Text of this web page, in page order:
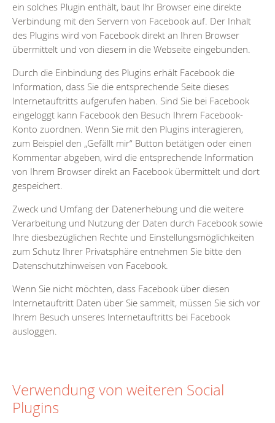
ein solches Plugin enthält, baut Ihr Browser eine direkte
Verbindung mit den Servern von Facebook auf. Der Inhalt
des Plugins wird von Facebook direkt an Ihren Browser
übermittelt und von diesem in die Webseite eingebunden.
Durch die Einbindung des Plugins erhält Facebook die
Information, dass Sie die entsprechende Seite dieses
Internetauftritts aufgerufen haben. Sind Sie bei Facebook
eingeloggt kann Facebook den Besuch Ihrem Facebook-
Konto zuordnen. Wenn Sie mit den Plugins interagieren,
zum Beispiel den „Gefällt mir“ Button betätigen oder einen
Kommentar abgeben, wird die entsprechende Information
von Ihrem Browser direkt an Facebook übermittelt und dort
gespeichert.
Zweck und Umfang der Datenerhebung und die weitere
Verarbeitung und Nutzung der Daten durch Facebook sowie
Ihre diesbezüglichen Rechte und Einstellungsmöglichkeiten
zum Schutz Ihrer Privatsphäre entnehmen Sie bitte den
Datenschutzhinweisen von Facebook.
Wenn Sie nicht möchten, dass Facebook über diesen
Internetauftritt Daten über Sie sammelt, müssen Sie sich vor
Ihrem Besuch unseres Internetauftritts bei Facebook
ausloggen.
Verwendung von weiteren Social
Plugins